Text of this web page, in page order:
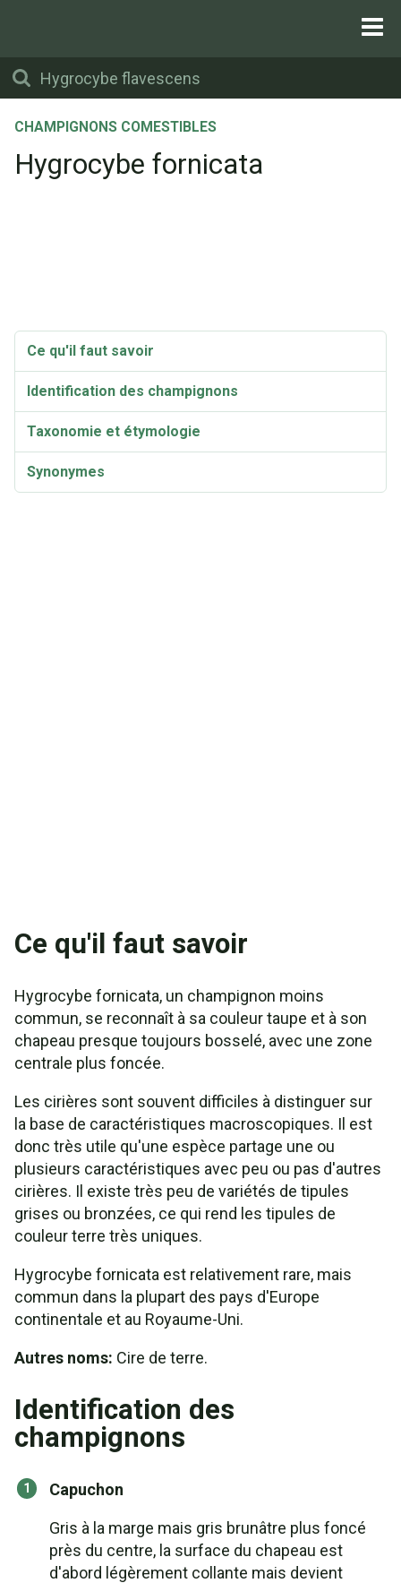
CHAMPIGNONS COMESTIBLES
Hygrocybe fornicata
Ce qu'il faut savoir
Identification des champignons
Taxonomie et étymologie
Synonymes
Ce qu'il faut savoir
Hygrocybe fornicata, un champignon moins
commun, se reconnaît à sa couleur taupe et à son
chapeau presque toujours bosselé, avec une zone
centrale plus foncée.
Les cirières sont souvent difficiles à distinguer sur
la base de caractéristiques macroscopiques. Il est
donc très utile qu'une espèce partage une ou
plusieurs caractéristiques avec peu ou pas d'autres
cirières. Il existe très peu de variétés de tipules
grises ou bronzées, ce qui rend les tipules de
couleur terre très uniques.
Hygrocybe fornicata est relativement rare, mais
commun dans la plupart des pays d'Europe
continentale et au Royaume-Uni.
Autres noms: Cire de terre.
Identification des
champignons
Capuchon
Gris à la marge mais gris brunâtre plus foncé
près du centre, la surface du chapeau est
d'abord légèrement collante mais devient